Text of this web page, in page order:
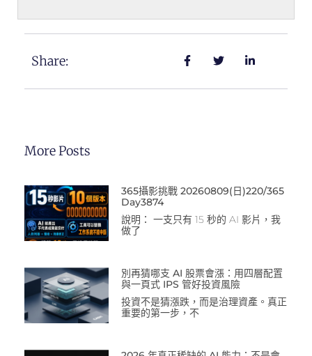
Share:
More Posts
365攝影挑戰 20260809(日)220/365
Day3874
說明： 一支只有 15 秒的 AI 影片，我
做了
別再猜哪支 AI 股票會漲：用四層配置
與一頁式 IPS 管好投資風險
投資不是猜漲跌，而是治理資產。真正
重要的第一步，不